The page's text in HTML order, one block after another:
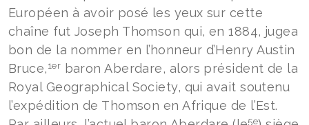
Européen à avoir posé les yeux sur cette
chaîne fut Joseph Thomson qui, en 1884, jugea
bon de la nommer en l’honneur d’Henry Austin
Bruce,1er baron Aberdare, alors président de la
Royal Geographical Society, qui avait soutenu
l’expédition de Thomson en Afrique de l’Est.
5e